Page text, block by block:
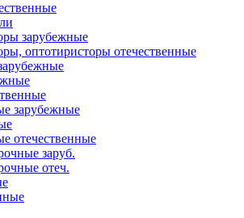
зарубежные
оптотиристоры отечественные
зарубежные
отечественные
заруб.
отеч.